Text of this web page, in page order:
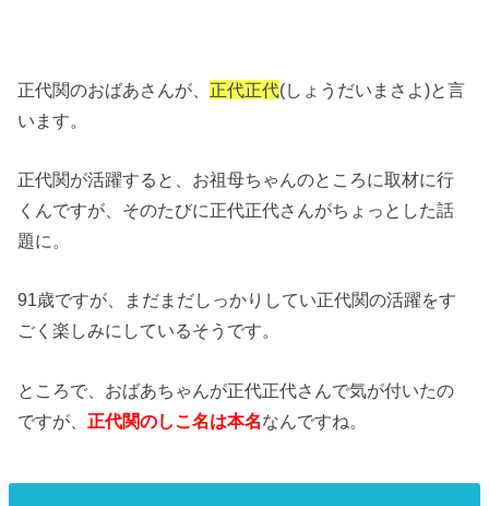
正代関のおばあさんが、 正代正代(しょうだいまさよ)と言
います。
正代関が活躍すると、お祖母ちゃんのところに取材に行
くんですが、そのたびに正代正代さんがちょっとした話
題に。
91歳ですが、まだまだしっかりしてい正代関の活躍をす
ごく楽しみにしているそうです。
ところで、おばあちゃんが正代正代さんで気が付いたの
ですが、 正代関のしこ名は本名なんですね。